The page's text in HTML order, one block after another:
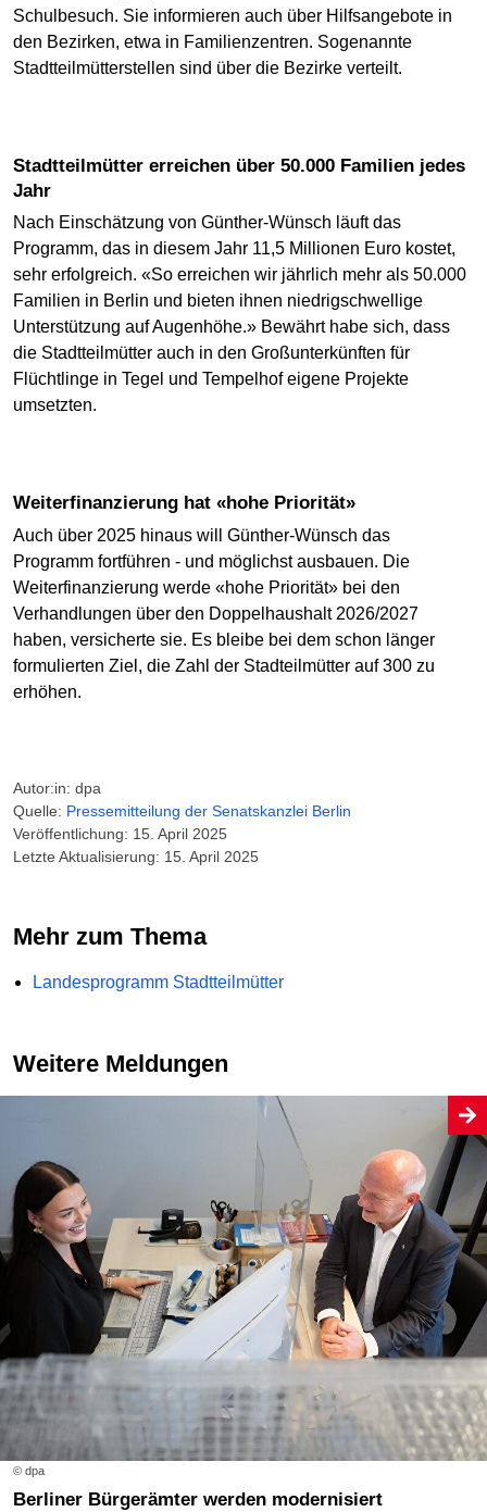
Schulbesuch. Sie informieren auch über Hilfsangebote in
den Bezirken, etwa in Familienzentren. Sogenannte
Stadtteilmütterstellen sind über die Bezirke verteilt.
Stadtteilmütter erreichen über 50.000 Familien jedes
Jahr
Nach Einschätzung von Günther-Wünsch läuft das
Programm, das in diesem Jahr 11,5 Millionen Euro kostet,
sehr erfolgreich. «So erreichen wir jährlich mehr als 50.000
Familien in Berlin und bieten ihnen niedrigschwellige
Unterstützung auf Augenhöhe.» Bewährt habe sich, dass
die Stadtteilmütter auch in den Großunterkünften für
Flüchtlinge in Tegel und Tempelhof eigene Projekte
umsetzten.
Weiterfinanzierung hat «hohe Priorität»
Auch über 2025 hinaus will Günther-Wünsch das
Programm fortführen - und möglichst ausbauen. Die
Weiterfinanzierung werde «hohe Priorität» bei den
Verhandlungen über den Doppelhaushalt 2026/2027
haben, versicherte sie. Es bleibe bei dem schon länger
formulierten Ziel, die Zahl der Stadteilmütter auf 300 zu
erhöhen.
Autor:in: dpa
Quelle: Pressemitteilung der Senatskanzlei Berlin
Veröffentlichung: 15. April 2025
Letzte Aktualisierung: 15. April 2025
Mehr zum Thema
Landesprogramm Stadtteilmütter
Weitere Meldungen
© dpa
Berliner Bürgerämter werden modernisiert